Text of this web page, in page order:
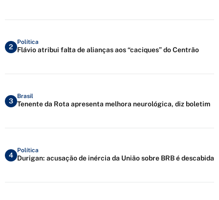
2
Política
Flávio atribui falta de alianças aos “caciques” do Centrão
3
Brasil
Tenente da Rota apresenta melhora neurológica, diz boletim
4
Política
Durigan: acusação de inércia da União sobre BRB é descabida